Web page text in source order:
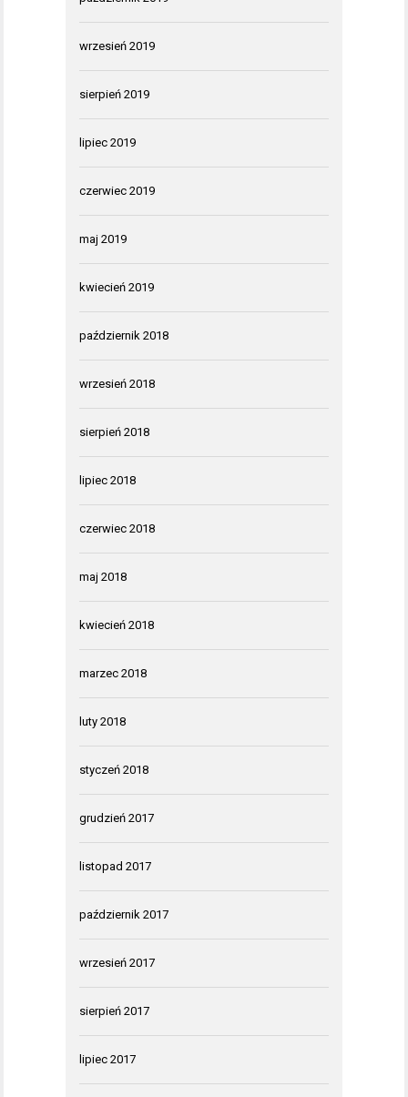
wrzesień 2019
sierpień 2019
lipiec 2019
czerwiec 2019
maj 2019
kwiecień 2019
październik 2018
wrzesień 2018
sierpień 2018
lipiec 2018
czerwiec 2018
maj 2018
kwiecień 2018
marzec 2018
luty 2018
styczeń 2018
grudzień 2017
listopad 2017
październik 2017
wrzesień 2017
sierpień 2017
lipiec 2017